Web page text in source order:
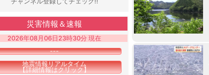
災害情報＆速報
2026年08月06日23時30分 現在
---
地震情報リアルタイム
【詳細情報はクリック】